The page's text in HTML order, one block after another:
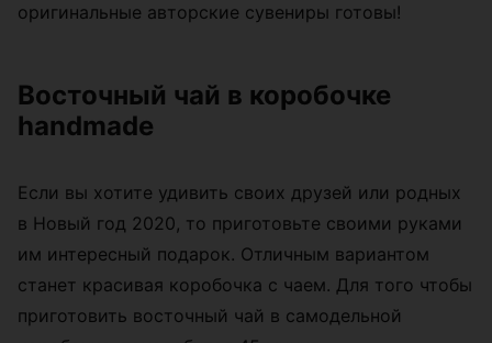
оригинальные авторские сувениры готовы!
Восточный чай в коробочке
handmade
Если вы хотите удивить своих друзей или родных
в Новый год 2020, то приготовьте своими руками
им интересный подарок. Отличным вариантом
станет красивая коробочка с чаем. Для того чтобы
приготовить восточный чай в самодельной